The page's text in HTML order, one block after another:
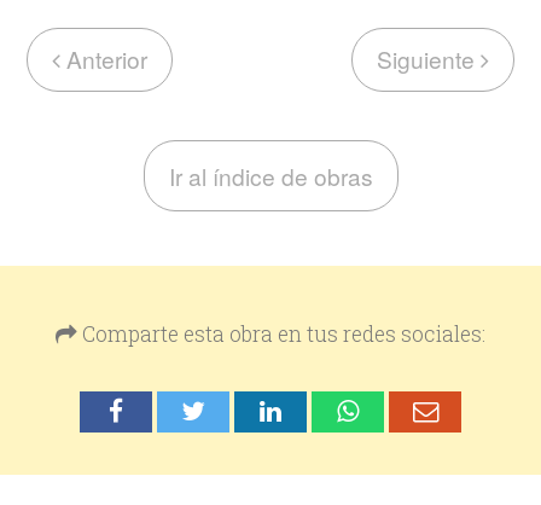
Anterior Siguiente
Ir al índice de obras
Comparte esta obra en tus redes sociales: